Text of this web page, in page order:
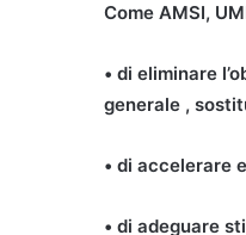
Come AMSI,
• di eliminare
generale ,
• di accelerare
• di adeguare